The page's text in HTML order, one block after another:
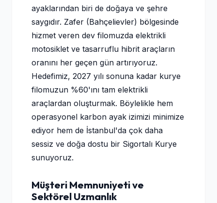
ayaklarından biri de doğaya ve şehre
saygıdır. Zafer (Bahçelievler) bölgesinde
hizmet veren dev filomuzda elektrikli
motosiklet ve tasarruflu hibrit araçların
oranını her geçen gün artırıyoruz.
Hedefimiz, 2027 yılı sonuna kadar kurye
filomuzun %60'ını tam elektrikli
araçlardan oluşturmak. Böylelikle hem
operasyonel karbon ayak izimizi minimize
ediyor hem de İstanbul'da çok daha
sessiz ve doğa dostu bir Sigortalı Kurye
sunuyoruz.
Müşteri Memnuniyeti ve
Sektörel Uzmanlık